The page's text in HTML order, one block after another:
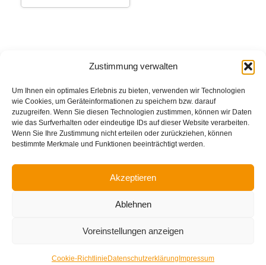
Zustimmung verwalten
Um Ihnen ein optimales Erlebnis zu bieten, verwenden wir Technologien
wie Cookies, um Geräteinformationen zu speichern bzw. darauf
zuzugreifen. Wenn Sie diesen Technologien zustimmen, können wir Daten
wie das Surfverhalten oder eindeutige IDs auf dieser Website verarbeiten.
Wenn Sie Ihre Zustimmung nicht erteilen oder zurückziehen, können
bestimmte Merkmale und Funktionen beeinträchtigt werden.
Akzeptieren
Ablehnen
Voreinstellungen anzeigen
Cookie-Richtlinie Datenschutzerklärung Impressum
Datenschutzerklärung